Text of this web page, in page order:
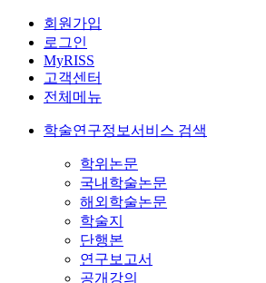
회원가입
로그인
MyRISS
고객센터
전체메뉴
학술연구정보서비스 검색
학위논문
국내학술논문
해외학술논문
학술지
단행본
연구보고서
공개강의